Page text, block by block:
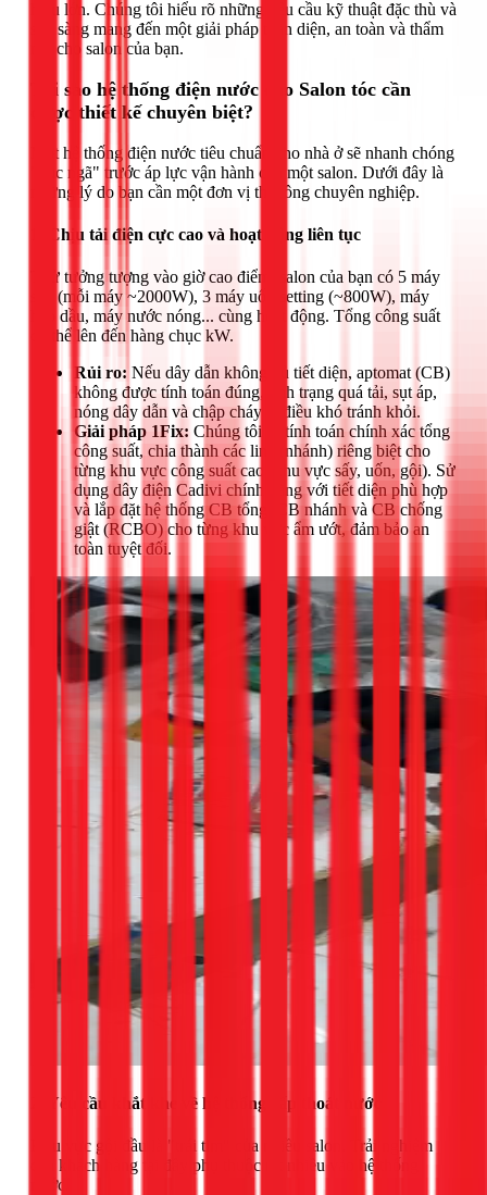
hiệu lớn. Chúng tôi hiểu rõ những yêu cầu kỹ thuật đặc thù và
sẵn sàng mang đến một giải pháp toàn diện, an toàn và thẩm
mỹ cho salon của bạn.
Tại sao hệ thống điện nước cho Salon tóc cần
được thiết kế chuyên biệt?
Một hệ thống điện nước tiêu chuẩn cho nhà ở sẽ nhanh chóng
"gục ngã" trước áp lực vận hành của một salon. Dưới đây là
những lý do bạn cần một đơn vị thi công chuyên nghiệp.
1. Chịu tải điện cực cao và hoạt động liên tục
Thử tưởng tượng vào giờ cao điểm, salon của bạn có 5 máy
sấy (mỗi máy ~2000W), 3 máy uốn setting (~800W), máy
hấp dầu, máy nước nóng... cùng hoạt động. Tổng công suất
có thể lên đến hàng chục kW.
Rủi ro: Nếu dây dẫn không đủ tiết diện, aptomat (CB)
không được tính toán đúng, tình trạng quá tải, sụt áp,
nóng dây dẫn và chập cháy là điều khó tránh khỏi.
Giải pháp 1Fix: Chúng tôi sẽ tính toán chính xác tổng
công suất, chia thành các line (nhánh) riêng biệt cho
từng khu vực công suất cao (khu vực sấy, uốn, gội). Sử
dụng dây điện Cadivi chính hãng với tiết diện phù hợp
và lắp đặt hệ thống CB tổng, CB nhánh và CB chống
giật (RCBO) cho từng khu vực ẩm ướt, đảm bảo an
toàn tuyệt đối.
2. Yêu cầu khắt khe về hệ thống cấp thoát nước
Khu vực gội đầu là "trái tim" của nhiều salon. Trải nghiệm
của khách hàng tại đây phụ thuộc rất nhiều vào hệ thống
nước.